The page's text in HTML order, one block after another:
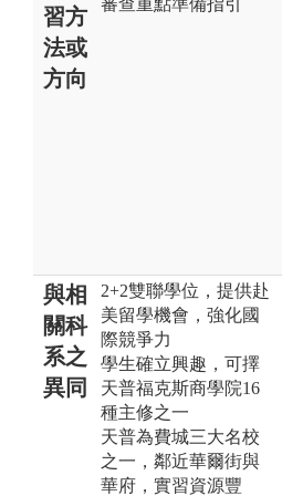
習方
法或
方向
與相
關科
系之
異同
2+2雙聯學位，提供赴
美留學機會，強化國
際競爭力
學生確立興趣，可擇
天普福克斯商學院16
種主修之一
天普為費城三大名校
之一，鄰近華爾街與
華府，實習資源豐